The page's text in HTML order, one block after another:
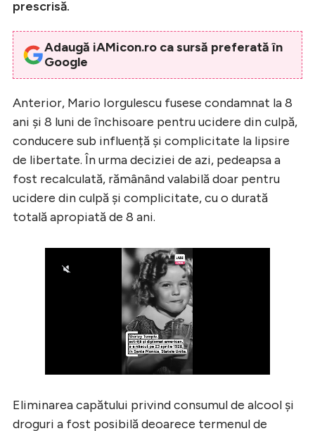
prescrisă.
Adaugă iAMicon.ro ca sursă preferată în
Google
Anterior, Mario Iorgulescu fusese condamnat la 8
ani și 8 luni de închisoare pentru ucidere din culpă,
conducere sub influență și complicitate la lipsire
de libertate. În urma deciziei de azi, pedeapsa a
fost recalculată, rămânând valabilă doar pentru
ucidere din culpă și complicitate, cu o durată
totală apropiată de 8 ani.
Eliminarea capătului privind consumul de alcool și
droguri a fost posibilă deoarece termenul de